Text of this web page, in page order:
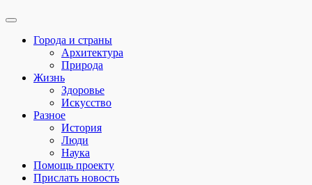
Переключить
поискаГорода и страны
Архитектура
Природа
Жизнь
Здоровье
Искусство
Разное
История
Люди
Наука
Помощь проекту
Прислать новость